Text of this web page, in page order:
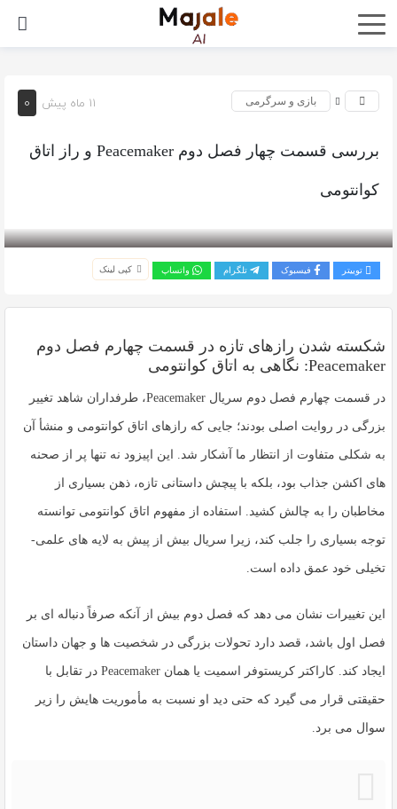
11 ماه پیش 0 بازی و سرگرمی
بررسی قسمت چهار فصل دوم Peacemaker و راز اتاق
کوانتومی
توییتر فیسبوک تلگرام واتساپ کپی لینک
شکسته شدن رازهای تازه در قسمت چهارم فصل دوم
Peacemaker: نگاهی به اتاق کوانتومی
در قسمت چهارم فصل دوم سریال Peacemaker، طرفداران شاهد تغییر
بزرگی در روایت اصلی بودند؛ جایی که رازهای اتاق کوانتومی و منشأ آن
به شکلی متفاوت از انتظار ما آشکار شد. این اپیزود نه تنها پر از صحنه
های اکشن جذاب بود، بلکه با پیچش داستانی تازه، ذهن بسیاری از
مخاطبان را به چالش کشید. استفاده از مفهوم اتاق کوانتومی توانسته
توجه بسیاری را جلب کند، زیرا سریال بیش از پیش به لایه های علمی-
تخیلی خود عمق داده است.
این تغییرات نشان می دهد که فصل دوم بیش از آنکه صرفاً دنباله ای بر
فصل اول باشد، قصد دارد تحولات بزرگی در شخصیت ها و جهان داستان
ایجاد کند. کاراکتر کریستوفر اسمیت یا همان Peacemaker در تقابل با
حقیقتی قرار می گیرد که حتی دید او نسبت به مأموریت هایش را زیر
سوال می برد.